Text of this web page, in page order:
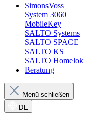
SimonsVoss
System 3060
MobileKey
SALTO Systems
SALTO SPACE
SALTO KS
SALTO Homelok
Beratung
Menü schließen
DE